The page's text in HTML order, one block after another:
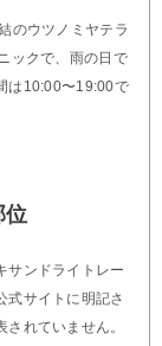
のウツノミヤテラ
ックで、雨の日で
は10:00〜19:00で
位
サンドライトレー
式サイトに明記さ
れていません。